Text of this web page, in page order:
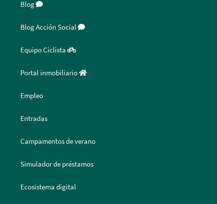
Blog
Blog Acción Social
Equipo Ciclista
Portal inmobiliario
Empleo
Entradas
Campamentos de verano
Simulador de préstamos
Ecosistema digital